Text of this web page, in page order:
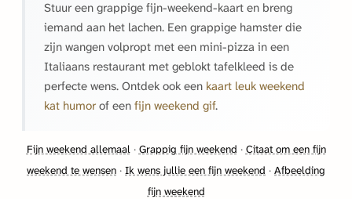
Stuur een grappige fijn-weekend-kaart en breng
iemand aan het lachen. Een grappige hamster die
zijn wangen volpropt met een mini-pizza in een
Italiaans restaurant met geblokt tafelkleed is de
perfecte wens. Ontdek ook een kaart leuk weekend
kat humor of een fijn weekend gif.
Fijn weekend allemaal· Grappig fijn weekend · Citaat om een fijn
weekend te wensen · Ik wens jullie een fijn weekend · Afbeelding
fijn weekend